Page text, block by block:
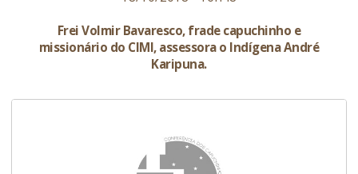
Frei Volmir Bavaresco, frade capuchinho e
missionário do CIMI, assessora o Indígena André
Karipuna.